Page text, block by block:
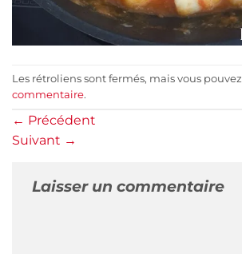
Les rétroliens sont fermés, mais vous pouvez
commentaire.
← Précédent
Suivant →
Laisser un commentaire